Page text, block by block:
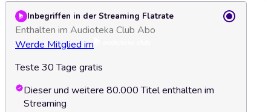
Inbegriffen in der Streaming Flatrate
Enthalten im Audioteka Club Abo
Werde Mitglied im
Teste 30 Tage gratis
Dieser und weitere 80.000 Titel enthalten im
Streaming